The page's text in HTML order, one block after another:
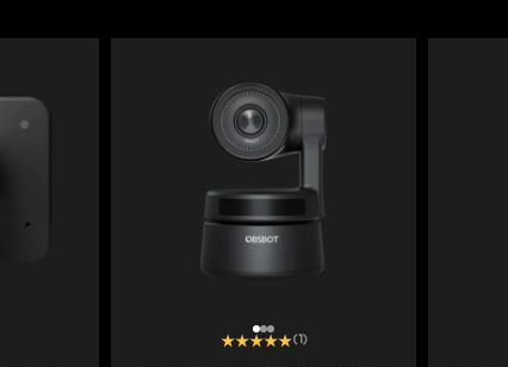
12 3 (1)